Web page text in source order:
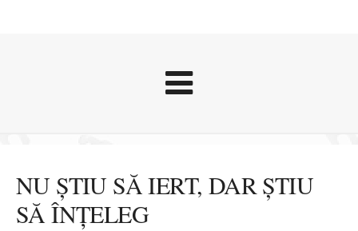
Stari afective
Zice Dunia
NU ȘTIU SĂ IERT, DAR ȘTIU
SĂ ÎNȚELEG